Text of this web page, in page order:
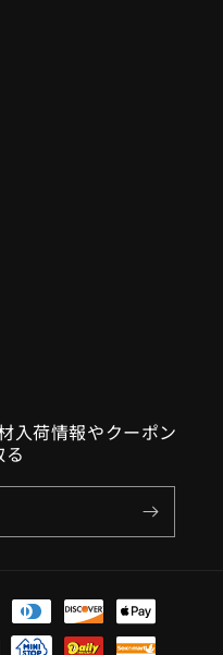
入荷情報やクーポン
る